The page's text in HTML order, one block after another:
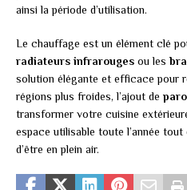
ainsi la période d’utilisation.
Le chauffage est un élément clé
radiateurs infrarouges ou les
solution élégante et efficace pour
régions plus froides, l’ajout de
transformer votre cuisine
espace utilisable toute l’année
d’être en plein air.